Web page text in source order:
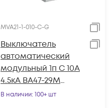
MVA21-1-010-C-G
Выключатель
автоматический
модульный 1п C 10А
4.5кА ВА47-29М
GENERICA MVA21-1-
В наличии: 100+ шт